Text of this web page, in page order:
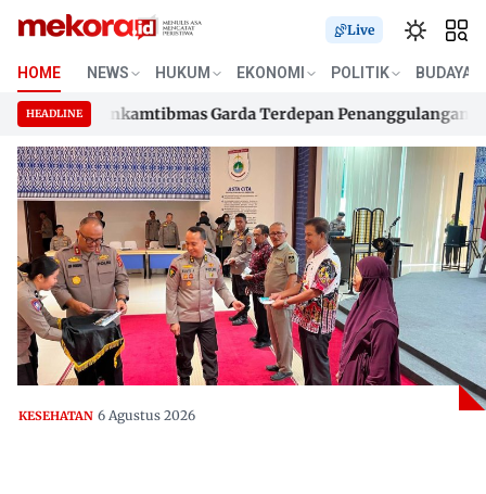
Skip
content
Live
HOME NEWS HUKUM EKONOMI POLITIK BUDAYA
HEADLINE
Bhabinkamtibmas Garda Terdepan Penanggulangan TBC
Bhabinkamtibmas Garda Terdepan Penanggulangan TBC
KESEHATAN 6 Agustus 2026